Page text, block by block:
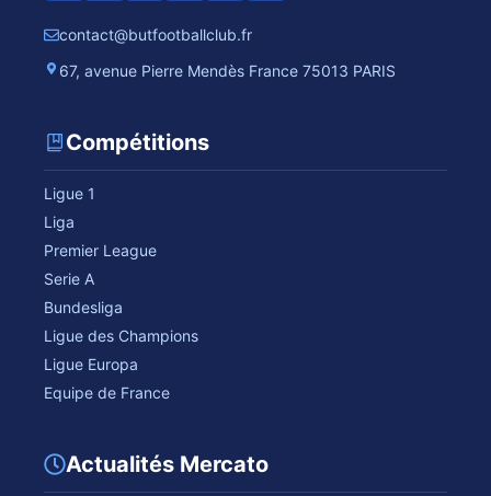
contact@butfootballclub.fr
67, avenue Pierre Mendès France 75013 PARIS
Compétitions
Ligue 1
Liga
Premier League
Serie A
Bundesliga
Ligue des Champions
Ligue Europa
Equipe de France
Actualités Mercato